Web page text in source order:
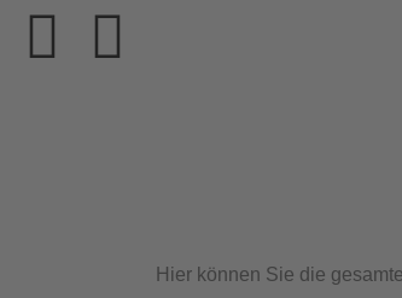
Hier können Sie die